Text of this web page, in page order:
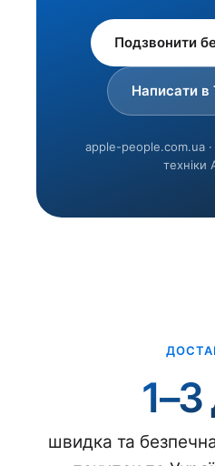
Подзвонити
Написати в
apple-people.com.ua
техніки
1–3
швидка та